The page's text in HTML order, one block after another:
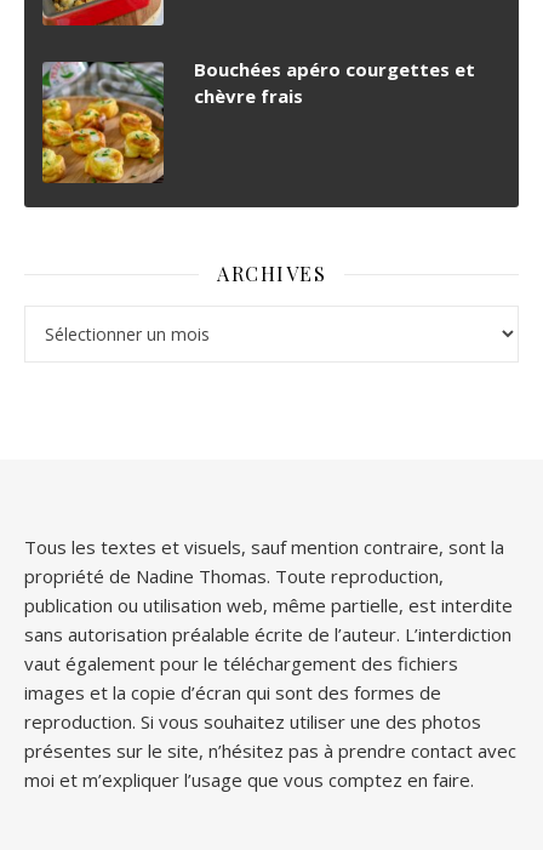
Bouchées apéro courgettes et
chèvre frais
ARCHIVES
Tous les textes et visuels, sauf mention contraire, sont la
propriété de Nadine Thomas. Toute reproduction,
publication ou utilisation web, même partielle, est interdite
sans autorisation préalable écrite de l’auteur. L’interdiction
vaut également pour le téléchargement des fichiers
images et la copie d’écran qui sont des formes de
reproduction. Si vous souhaitez utiliser une des photos
présentes sur le site, n’hésitez pas à prendre contact avec
moi et m’expliquer l’usage que vous comptez en faire.